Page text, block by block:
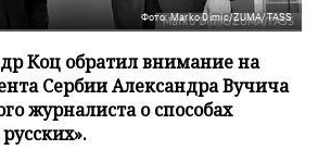
Фото: Marko Dimic/ZUMA/TASS
Коц обратил внимание на
Сербии Александра Вучича
журналиста о способах